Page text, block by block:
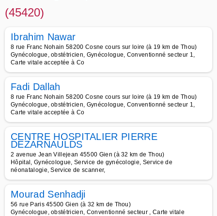
(45420)
Ibrahim Nawar
8 rue Franc Nohain 58200 Cosne cours sur loire (à 19 km de Thou)
Gynécologue, obstétricien, Gynécologue, Conventionné secteur 1,
Carte vitale acceptée à Co
Fadi Dallah
8 rue Franc Nohain 58200 Cosne cours sur loire (à 19 km de Thou)
Gynécologue, obstétricien, Gynécologue, Conventionné secteur 1,
Carte vitale acceptée à Co
CENTRE HOSPITALIER PIERRE
DEZARNAULDS
2 avenue Jean Villejean 45500 Gien (à 32 km de Thou)
Hôpital, Gynécologue, Service de gynécologie, Service de
néonatalogie, Service de scanner,
Mourad Senhadji
56 rue Paris 45500 Gien (à 32 km de Thou)
Gynécologue, obstétricien, Conventionné secteur , Carte vitale